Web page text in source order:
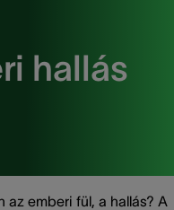
hallás
emberi fül, a hallás? A